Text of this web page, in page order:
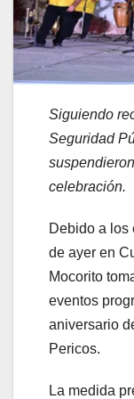
Siguiendo
Seguridad
celebración.
Debido a los
de ayer en
Mocorito
eventos
aniversario
Pericos.
La medida